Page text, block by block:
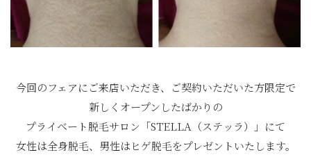
今回のフェアにご来店いただき、ご契約いただいた方限定で
新しくオープンしたばかりの
プライベート脱毛サロン「STELLA（ステッラ）」にて
女性は全身脱毛、男性はヒゲ脱毛をプレゼントいたします。